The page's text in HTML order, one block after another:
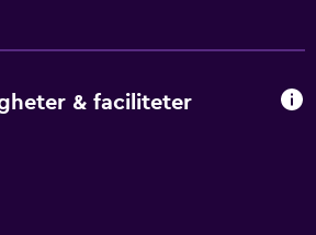
& faciliteter